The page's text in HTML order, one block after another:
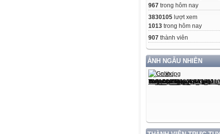
967 trong hôm nay
3830105 lượt xem
1013 trong hôm nay
907 thành viên
ẢNH NGẪU NHIÊN